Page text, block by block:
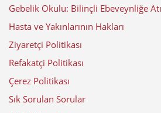
Gebelik Okulu: Bilinçli Ebeveynliğe
Hasta ve Yakınlarının Hakları
Ziyaretçi Politikası
Refakatçi Politikası
Çerez Politikası
Sık Sorulan Sorular